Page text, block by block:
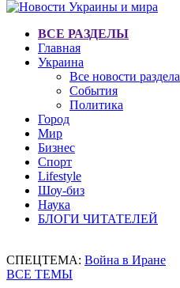
ВСЕ РАЗДЕЛЫ
Главная
Украина
Все новости раздела
События
Политика
Город
Мир
Бизнес
Спорт
Lifestyle
Шоу-биз
Наука
БЛОГИ ЧИТАТЕЛЕЙ
СПЕЦТЕМА: Война в Иране
ВСЕ ТЕМЫ